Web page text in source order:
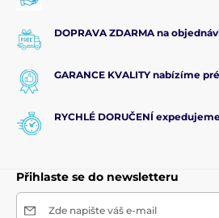
DOPRAVA ZDARMA na
GARANCE KVALITY nabízíme
RYCHLÉ DORUČENÍ
Přihlaste se do newsletteru
Zde napište váš e-mail